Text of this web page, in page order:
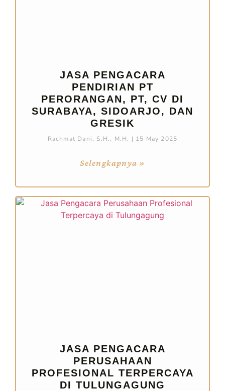
JASA PENGACARA
PENDIRIAN PT
PERORANGAN, PT, CV DI
SURABAYA, SIDOARJO, DAN
GRESIK
Rachmat Dani, S.H., M.H. 15 May 2025
Selengkapnya »
JASA PENGACARA
PERUSAHAAN
PROFESIONAL TERPERCAYA
DI TULUNGAGUNG